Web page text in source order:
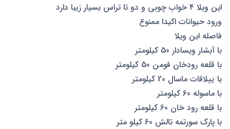
این ویلا ۴ خواب چوبی و دو تا تراس بسیار زیبا دارد
ورود حیوانات‌ اکیدا ممنوع
فاصله این ویلا
با آبشار ویسادار 50 کیلومتر
با قلعه رودخان فومن 50 کیلومتر
با ییلاقات ماسال 20 کیلومتر
با ماسوله 60 کیلومتر
با قلعه رود خان 60 کیلومتر
با پارک سورتمه تالش 60 کیلو متر